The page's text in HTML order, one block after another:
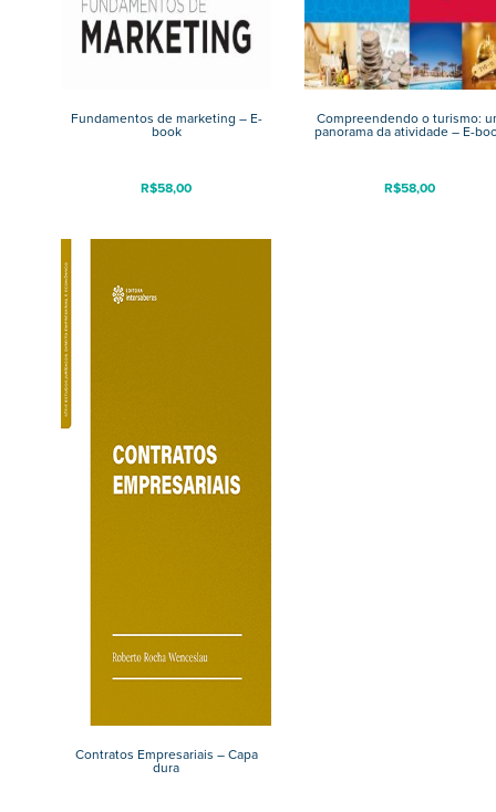
Fundamentos de marketing – E-
book
R$58,00
Compreendendo o turismo:
panorama da atividade – E-
R$58,00
Contratos Empresariais – Capa
dura